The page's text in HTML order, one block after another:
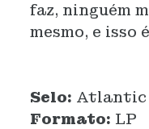
faz, ninguém
mesmo, e isso
Selo: Atlantic
Formato: LP